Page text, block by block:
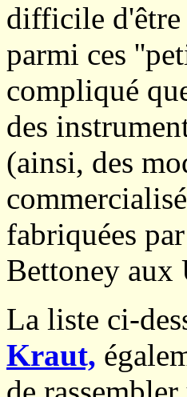
difficile d'être
parmi ces
compliqué
des
(ainsi, des
fabriquées
Bettoney aux
La liste ci-
Kraut,